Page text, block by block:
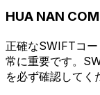
HUA NAN
正確なSWIFTコ
常に重要です。
を必ず確認してく